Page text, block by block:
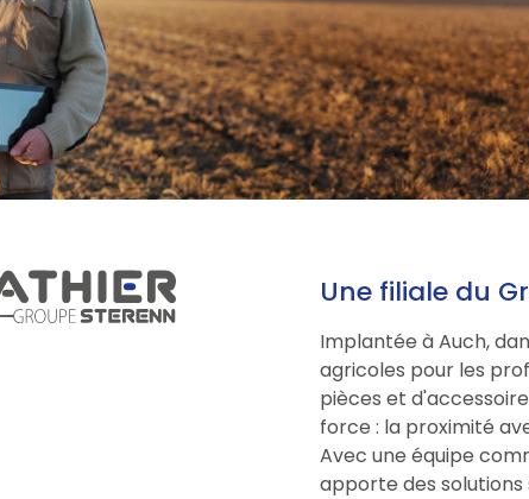
Une filiale du
Implantée à Auch,
agricoles pour les
pièces et
force : la proximité
Avec une équipe
apporte des